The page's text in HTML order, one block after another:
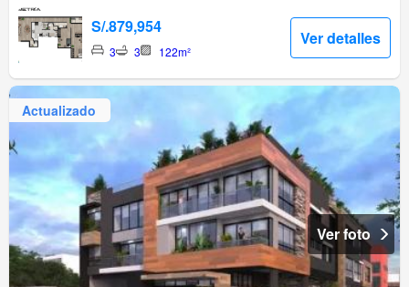
S/.879,954
3 3 122m²
Ver detalles
Actualizado
Ver foto